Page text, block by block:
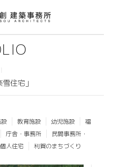
住宅」
教育施設 幼児施設
福
庁舎・事務所
民間事務所・
個人住宅
利賀のまちづくり